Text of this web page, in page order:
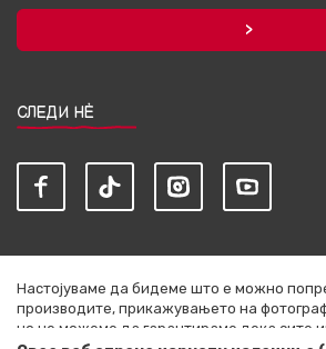
СЛЕДИ НЀ
Настојуваме да бидеме што е можно
производите, прикажувањето на
но не можеме да гарантираме дека сите